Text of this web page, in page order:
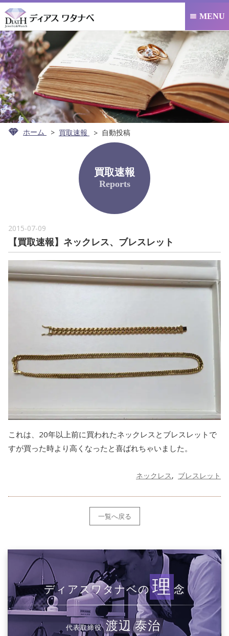
 MENU
ホーム 買取速報 自動投稿
買取速報
Reports
2015-07-09
【買取速報】ネックレス、ブレスレット
これは、20年以上前に買われたネックレスとブレスレットで
すが買った時より高くなったと喜ばれちゃいました。
ネックレス ブレスレット
一覧へ戻る
ディアスワタナベの 理 念
代表取締役 渡辺 泰治